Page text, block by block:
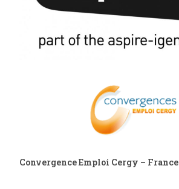
Convergence Emploi Cergy – France